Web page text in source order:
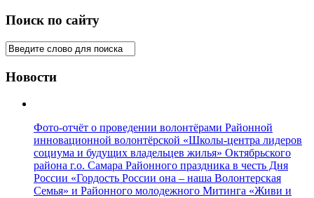
Поиск по сайту
Новости
Фото-отчёт о проведении волонтёрами Районной
инновационной волонтёрской «Школы-центра лидеров
социума и будущих владельцев жилья» Октябрьского
района г.о. Самара Районного праздника в честь Дня
России «Гордость России она – наша Волонтерская
Семья» и Районного молодежного Митинга «Живи и